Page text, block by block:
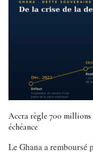
Accra règle 700
échéance
Le Ghana a